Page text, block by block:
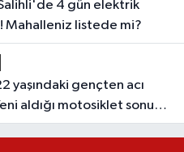
Mahalleniz listede mi?
aldığı motosiklet sonu